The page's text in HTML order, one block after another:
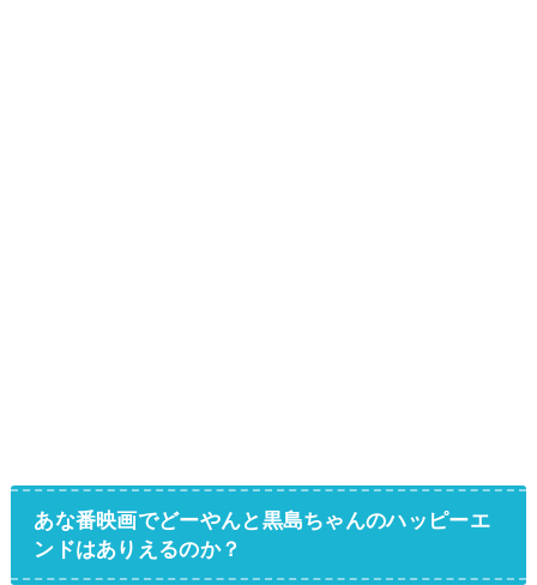
あな番映画でどーやんと黒島ちゃんのハッピーエ
ンドはありえるのか？